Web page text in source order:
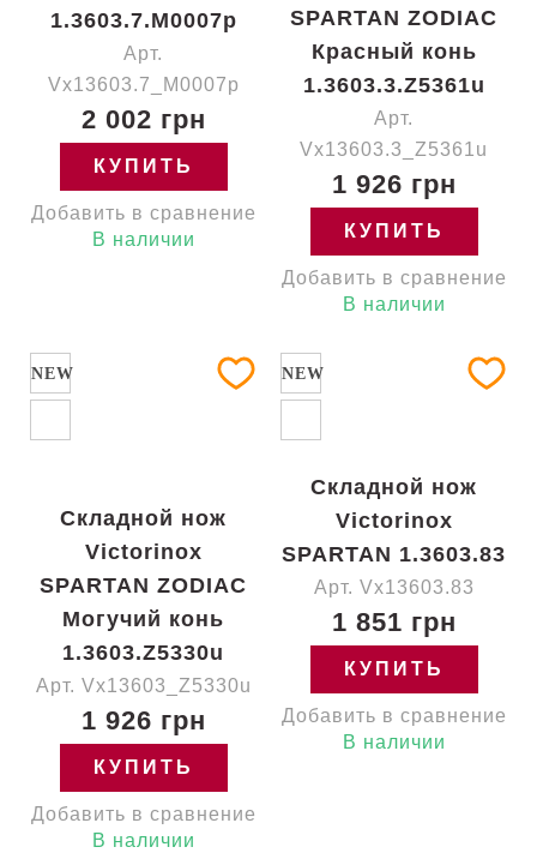
1.3603.7.M0007p
Арт.
Vx13603.7_M0007p
2 002 грн
КУПИТЬ
Добавить в сравнение
В наличии
SPARTAN ZODIAC
Красный конь
1.3603.3.Z5361u
Арт.
Vx13603.3_Z5361u
1 926 грн
КУПИТЬ
Добавить в сравнение
В наличии
NEW
Складной нож
Victorinox
SPARTAN ZODIAC
Могучий конь
1.3603.Z5330u
Арт. Vx13603_Z5330u
1 926 грн
КУПИТЬ
Добавить в сравнение
В наличии
NEW
Складной нож
Victorinox
SPARTAN 1.3603.83
Арт. Vx13603.83
1 851 грн
КУПИТЬ
Добавить в сравнение
В наличии